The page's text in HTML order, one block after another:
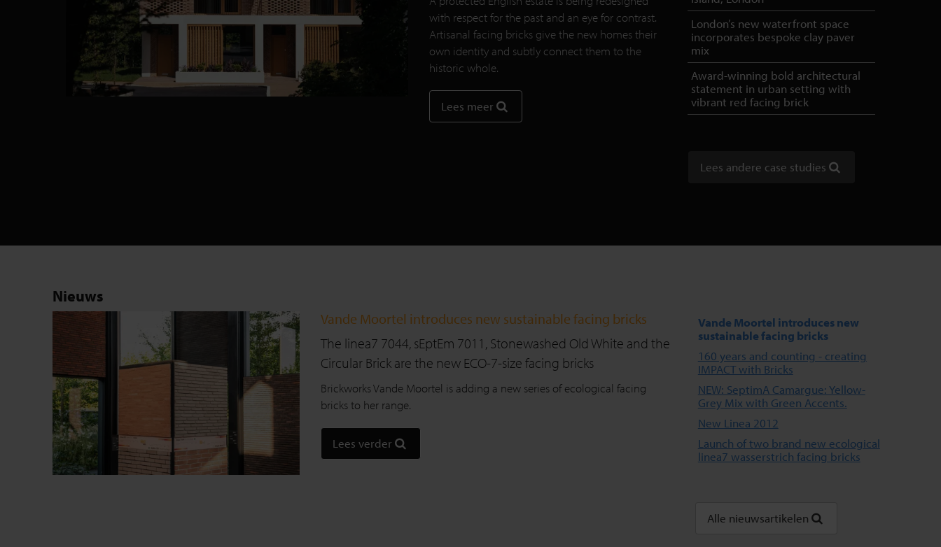
with respect for the past and an eye for contrast.
Artisanal facing bricks give the new homes their
own identity and subtly connect them to the
historic whole.
Lees meer
London’s new waterfront space
incorporates bespoke clay paver
mix
Award-winning bold architectural
statement in urban setting with
vibrant red facing brick
Lees andere case studies
Nieuws
Vande Moortel introduces new sustainable facing bricks
The linea7 7044, sEptEm 7011, Stonewashed Old White and the
Circular Brick are the new ECO-7-size facing bricks
Brickworks Vande Moortel is adding a new series of ecological facing
bricks to her range.
Lees verder
Vande Moortel introduces new
sustainable facing bricks
160 years and counting - creating
IMPACT with Bricks
NEW: SeptimA Camargue: Yellow-
Grey Mix with Green Accents.
New Linea 2012
Launch of two brand new ecological
linea7 wasserstrich facing bricks
Alle nieuwsartikelen